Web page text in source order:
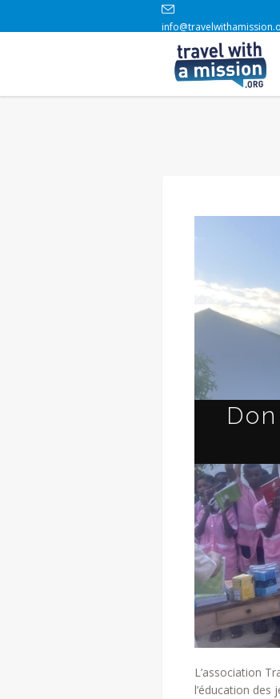
+33 6 86 84 96 69
L’association
l’éducation des